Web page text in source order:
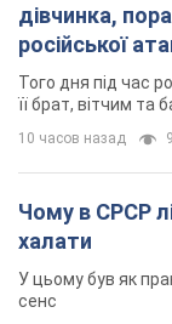
дівчинка,
російської
Того дня під час
її брат, вітчим та
10 часов назад
Чому в СРСР
халати
У цьому був як
сенс